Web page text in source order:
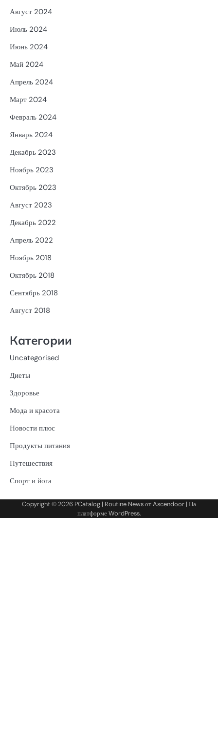
Август 2024
Июль 2024
Июнь 2024
Май 2024
Апрель 2024
Март 2024
Февраль 2024
Январь 2024
Декабрь 2023
Ноябрь 2023
Октябрь 2023
Август 2023
Декабрь 2022
Апрель 2022
Ноябрь 2018
Октябрь 2018
Сентябрь 2018
Август 2018
Категории
Uncategorised
Диеты
Здоровье
Мода и красота
Новости плюс
Продукты питания
Путешествия
Спорт и йога
Copyright © 2026 PCatalog | Routine News отAscendoor | На
платформеWordPress.